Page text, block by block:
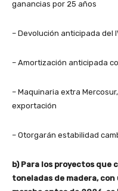
ganancias por 25 años
– Devolución anticipada del
– Amortización anticipada
– Maquinaria extra
exportación
– Otorgarán estabilidad
b) Para los proyectos que
toneladas de madera,